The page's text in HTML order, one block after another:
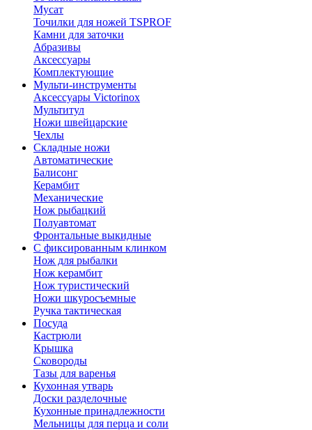
Мусат
Точилки для ножей TSPROF
Камни для заточки
Абразивы
Аксессуары
Комплектующие
Мульти-инструменты
Аксессуары Victorinox
Мультитул
Ножи швейцарские
Чехлы
Складные ножи
Автоматические
Балисонг
Керамбит
Механические
Нож рыбацкий
Полуавтомат
Фронтальные выкидные
С фиксированным клинком
Нож для рыбалки
Нож керамбит
Нож туристический
Ножи шкуросъемные
Ручка тактическая
Посуда
Кастрюли
Крышка
Сковороды
Тазы для варенья
Кухонная утварь
Доски разделочные
Кухонные принадлежности
Мельницы для перца и соли